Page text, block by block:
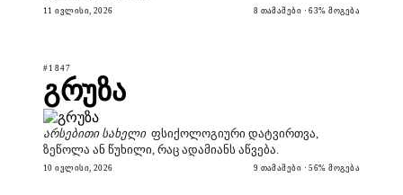
11 ᲘᲕᲚᲘᲡᲘ, 2026 8 ᲗᲐᲛᲐᲨᲔᲑᲘ · 63% ᲛᲝᲒᲔᲑᲐ
#1847
გრუზა
არსებითი სახელი ფსიქოლოგიური დატვირთვა,
ზეწოლა ან წუხილი, რაც ადამიანს აწვება.
10 ᲘᲕᲚᲘᲡᲘ, 2026 9 ᲗᲐᲛᲐᲨᲔᲑᲘ · 56% ᲛᲝᲒᲔᲑᲐ